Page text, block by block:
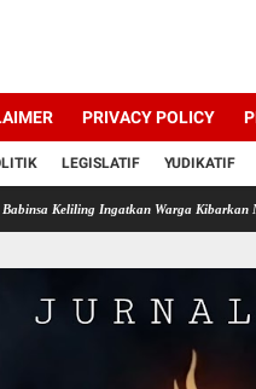
PRIVACY POLICY
LEGISLATIF YUDIKATIF
Ingatkan Warga Kibarkan Merah Putih